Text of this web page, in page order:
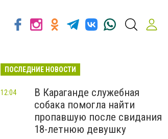
ПОСЛЕДНИЕ НОВОСТИ
В Караганде служебная
собака помогла найти
пропавшую после свидания
18-летнюю девушку
12:04